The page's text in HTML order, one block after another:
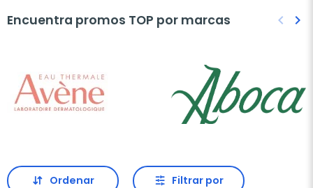
Encuentra promos TOP por marcas keyboard_arrow_left keyboard_arrow_right
Ordenar Filtrar por